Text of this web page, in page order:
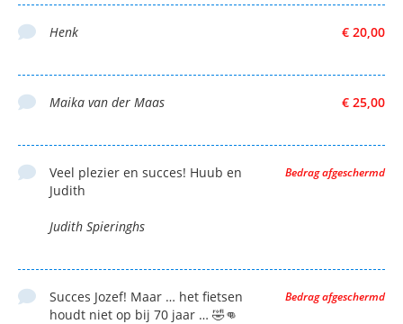
€ 20,00
Henk
€ 25,00
Maika van der Maas
Bedrag afgeschermd
Veel plezier en succes! Huub en
Judith
Judith Spieringhs
Bedrag afgeschermd
Succes Jozef! Maar … het fietsen
houdt niet op bij 70 jaar … 🤣👊